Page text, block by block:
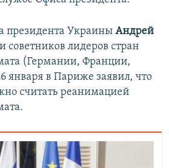
президента Украины Андрей
советников лидеров стран
(Германии, Франции,
января в Париже заявил, что
считать реанимацией